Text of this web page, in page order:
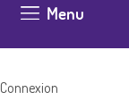
Menu
Connexion